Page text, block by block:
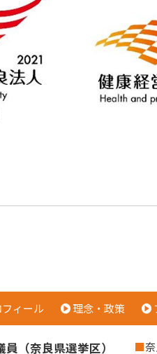
ィール 理念・政策
（奈良県選挙区）